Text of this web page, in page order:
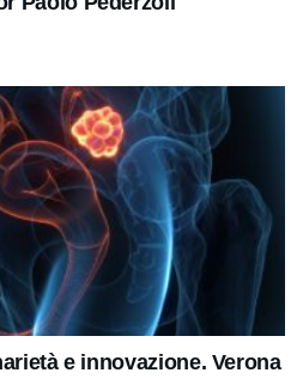
e innovazione. Verona